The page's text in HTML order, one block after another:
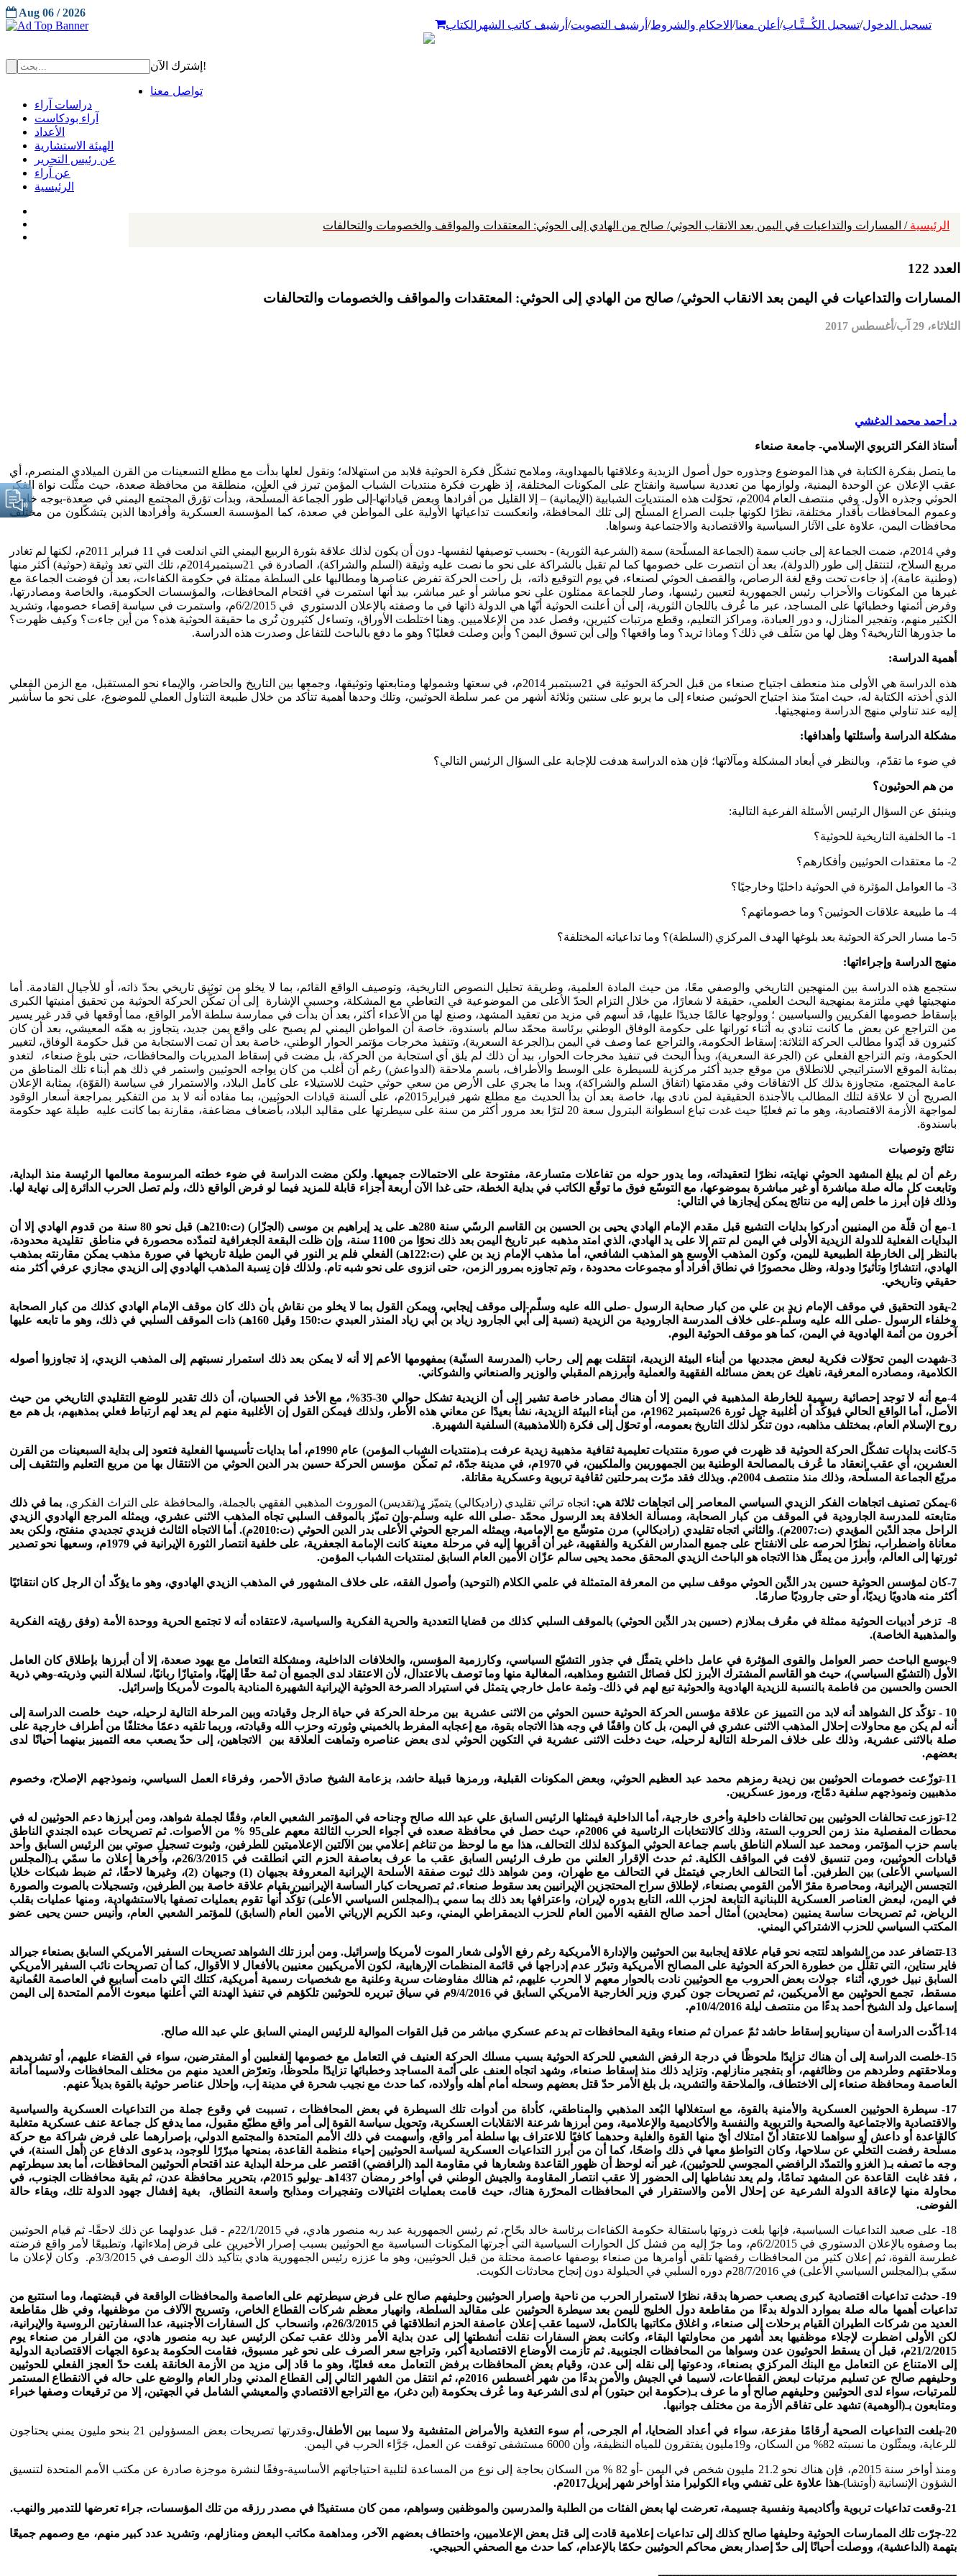
تسجيل الدخول/تسجيل الكُــتَّـاب/ أعلن معنا/ الاحكام والشروط/ أرشيف التصويت/ أرشيف كاتب الشهر الكتاب
Aug 06 / 2026
إشترك الآن!
تواصل معنا
دراسات آراء
آراء بودكاست
الأعداد
الهيئة الاستشارية
عن رئيس التحرير
عن آراء
الرئيسية
الرئيسية / المسارات والتداعيات في اليمن بعد الانقاب الحوثي/ صالح من الهادي إلى الحوثي: المعتقدات والمواقف والخصومات والتحالفات
العدد 122
المسارات والتداعيات في اليمن بعد الانقاب الحوثي/ صالح من الهادي إلى الحوثي: المعتقدات والمواقف والخصومات والتحالفات
الثلاثاء، 29 آب/أغسطس 2017
د. أحمد محمد الدغشي
أستاذ الفكر التربوي الإسلامي- جامعة صنعاء
ما يتصل بفكرة الكتابة في هذا الموضوع وجذوره حول أصول الزيدية وعلاقتها بالمهداوية، وملامح تشكّل فكرة الحوثية فلابد من استهلاله؛ ونقول لعلها بدأت مع مطلع التسعينات من القرن الميلادي المنصرم، أي
عقب الإعلان عن الوحدة اليمنية، ولوازمها من تعددية سياسية وانفتاح على المكونات المختلفة، إذ ظهرت فكرة منتديات الشباب المؤمن تبرز في العلن، منطلقة من محافظة صعدة، حيث مثّلت نواة الفكر
الحوثي وجذره الأول. وفي منتصف العام 2004م، تحوّلت هذه المنتديات الشبابية (الإيمانية) – إلا القليل من أفرادها وبعض قياداتها-إلى طور الجماعة المسلّحة، وبدأت تؤرق المجتمع اليمني في صعدة-بوجه خاص-
وعموم المحافظات بأقدار مختلفة، نظرًا لكونها جلبت الصراع المسلّح إلى تلك المحافظة، وانعكست تداعياتها الأولية على المواطن في صعدة، كما المؤسسة العسكرية وأفرادها الذين يتشكّلون من مختلف
محافظات اليمن، علاوة على الآثار السياسية والاقتصادية والاجتماعية وسواها.
وفي 2014م، ضمت الجماعة إلى جانب سمة (الجماعة المسلّحة) سمة (الشرعية الثورية) - بحسب توصيفها لنفسها- دون أن يكون لذلك علاقة بثورة الربيع اليمني التي اندلعت في 11 فبراير 2011م، لكنها لم تغادر
مربع السلاح، لتنتقل إلى طور (الدولة)، بعد أن انتصرت على خصومها كما لم تقبل بالشراكة على نحو ما نصت عليه وثيقة (السلم والشراكة)، الصادرة في 21سبتمبر2014م، تلك التي تعد وثيقة (حوثية) أكثر منها
(وطنية عامة)، إذ جاءت تحت وقع لغة الرصاص، والقصف الحوثي لصنعاء، في يوم التوقيع ذاته، بل راحت الحركة تفرض عناصرها ومطالبها على السلطة ممثلة في حكومة الكفاءات، بعد أن فوضت الجماعة مع
غيرها من المكونات والأحزاب رئيس الجمهورية لتعيين رئيسها، وصار للجماعة ممثلون على نحو مباشر أو غير مباشر، بيد أنها استمرت في اقتحام المحافظات، والمؤسسات الحكومية، والخاصة ومصادرتها،
وفرض أئمتها وخطبائها على المساجد، عبر ما عُرف باللجان الثورية، إلى أن أعلنت الحوثية أنّها هي الدولة ذاتها في ما وصفته بالإعلان الدستوري في 6/2/2015م، واستمرت في سياسة إقصاء خصومها، وتشريد
الكثير منهم، وتفجير المنازل، و دور العبادة، ومراكز التعليم، وقطع مرتبات كثيرين، وفصل عدد من الإعلاميين. وهنا اختلطت الأوراق، وتساءل كثيرون تُرى ما حقيقة الحوثية هذه؟ من أين جاءت؟ وكيف ظهرت؟
ما جذورها التاريخية؟ وهل لها من سَلَف في ذلك؟ وماذا تريد؟ وما واقعها؟ وإلى أين تسوق اليمن؟ وأين وصلت فعليًا؟ وهو ما دفع بالباحث للتفاعل وصدرت هذه الدراسة.
أهمية الدراسة:
هذه الدراسة هي الأولى منذ منعطف اجتياح صنعاء من قبل الحركة الحوثية في 21سبتمبر 2014م، في سعتها وشمولها ومتابعتها وتوثيقها، وجمعها بين التاريخ والحاضر، والإيماء نحو المستقبل، مع الزمن الفعلي
الذي أخذته الكتابة له، حيث امتدّ منذ اجتياح الحوثيين صنعاء إلى ما يربو على سنتين وثلاثة أشهر من عمر سلطة الحوثيين، وتلك وحدها أهمية تتأكد من خلال طبيعة التناول العملي للموضوع، على نحو ما سأشير
إليه عند تناولي منهج الدراسة ومنهجيتها.
مشكلة الدراسة وأسئلتها وأهدافها:
في ضوء ما تقدّم، وبالنظر في أبعاد المشكلة ومآلاتها؛ فإن هذه الدراسة هدفت للإجابة على السؤال الرئيس التالي؟
من هم الحوثيون؟
وينبثق عن السؤال الرئيس الأسئلة الفرعية التالية:
1- ما الخلفية التاريخية للحوثية؟
2- ما معتقدات الحوثيين وأفكارهم؟
3- ما العوامل المؤثرة في الحوثية داخليًا وخارجيًا؟
4- ما طبيعة علاقات الحوثيين؟ وما خصوماتهم؟
5-ما مسار الحركة الحوثية بعد بلوغها الهدف المركزي (السلطة)؟ وما تداعياته المختلفة؟
منهج الدراسة وإجراءاتها:
ستجمع هذه الدراسة بين المنهجين التاريخي والوصفي معًا، من حيث المادة العلمية، وطريقة تحليل النصوص التاريخية، وتوصيف الواقع القائم، بما لا يخلو من توثيق تاريخي بحدّ ذاته، أو للأجيال القادمة. أما
منهجيتها فهي ملتزمة بمنهجية البحث العلمي، حقيقة لا شعارًا، من خلال التزام الحدّ الأعلى من الموضوعية في التعاطي مع المشكلة، وحسبي الإشارة إلى أن تمكّن الحركة الحوثية من تحقيق أمنيتها الكبرى
بإسقاط خصومها الفكريين والسياسيين ؛ وولوجها عالمًا جديدًا عليها، قد أسهم في مزيد من تعقيد المشهد، وصنع لها من الأعداء أكثر، بعد أن بدأت في ممارسة سلطة الأمر الواقع، مما أوقعها في قدر غير يسير
من التراجع عن بعض ما كانت تنادي به أثناء ثورانها على حكومة الوفاق الوطني برئاسة محمّد سالم باسندوة، خاصة أن المواطن اليمني لم يصبح على واقع يمن جديد، يتجاوز به همّه المعيشي، بعد أن كان
كثيرون قد أيّدوا مطالب الحركة الثلاثة: إسقاط الحكومة، والتراجع عما وصف في اليمن بـ(الجرعة السعرية)، وتنفيذ مخرجات مؤتمر الحوار الوطني، خاصة بعد أن تمت الاستجابة من قبل حكومة الوفاق، لتغيير
الحكومة، وتم التراجع الفعلي عن (الجرعة السعرية)، وبدأ البحث في تنفيذ مخرجات الحوار، بيد أن ذلك لم يلق أي استجابة من الحركة، بل مضت في إسقاط المديريات والمحافظات، حتى بلوغ صنعاء، لتغدو
بمثابة الموقع الاستراتيجي للانطلاق من موقع جديد أكثر مركزية للسيطرة على الوسط والأطراف، باسم ملاحقة (الدواعش) رغم أن أغلب من كان يواجه الحوثيين واستمر في ذلك هم أبناء تلك المناطق من
عامة المجتمع، متجاوزة بذلك كل الاتفاقات وفي مقدمتها (اتفاق السلم والشراكة)، وبدا ما يجري على الأرض من سعي حوثي حثيث للاستيلاء على كامل البلاد، والاستمرار في سياسة (القوّة)، بمثابة الإعلان
الصريح أن لا علاقة لتلك المطالب بالأجندة الحقيقية لمن نادى بها، خاصة بعد أن بدأ الحديث مع مطلع شهر فبراير2015م، على ألسنة قيادات الحوثيين، بما مفاده أنه لا بد من التفكير بمراجعة أسعار الوقود
لمواجهة الأزمة الاقتصادية، وهو ما تم فعليًا حيث غدت تباع اسطوانة البترول سعة 20 لترًا بعد مرور أكثر من سنة على سيطرتها على مقاليد البلاد، بأضعاف مضاعفة، مقارنة بما كانت عليه طيلة عهد حكومة
باسندوة.
نتائج وتوصيات
رغم أن لم يبلغ المشهد الحوثي نهايته، نظرًا لتعقيداته، وما يدور حوله من تفاعلات متسارعة، مفتوحة على الاحتمالات جميعها. ولكن مضت الدراسة في ضوء خطته المرسومة معالمها الرئيسة منذ البداية،
وتابعت كل ماله صلة مباشرة أو غير مباشرة بموضوعها، مع التوسّع فوق ما توقّع الكاتب في بداية الخطة، حتى غدا الآن أربعة أجزاء قابلة للمزيد فيما لو فرض الواقع ذلك، ولم تصل الحرب الدائرة إلى نهاية لها.
وذلك فإن أبرز ما خلص إليه من نتائج يمكن إيجازها في التالي:
1-مع أن قلّة من اليمنيين أدركوا بدايات التشيع قبل مقدم الإمام الهادي يحيى بن الحسين بن القاسم الرسّي سنة 280هـ على يد إبراهيم بن موسى (الجزّار) (ت:210هـ) قبل نحو 80 سنة من قدوم الهادي إلا أن
البدايات الفعلية للدولة الزيدية الأولى في اليمن لم تتم إلا على يد الهادي، الذي امتد مذهبه عبر تاريخ اليمن بعد ذلك نحوًا من 1100 سنة، وإن ظلت البقعة الجغرافية لتمدّده محصورة في مناطق تقليدية محدودة،
بالنظر إلى الخارطة الطبيعية لليمن، وكون المذهب الأوسع هو المذهب الشافعي، أما مذهب الإمام زيد بن علي (ت:122هـ) الفعلي فلم ير النور في اليمن طيلة تاريخها في صورة مذهب يمكن مقارنته بمذهب
الهادي، انتشارًا وتأثيرًا ودولة، وظل محصورًا في نطاق أفراد أو مجموعات محدودة ، وتم تجاوزه بمرور الزمن، حتى انزوى على نحو شبه تام. ولذلك فإن نِسبة المذهب الهادوي إلى الزيدي مجازي عرفي أكثر منه
حقيقي وتاريخي.
2-يقود التحقيق في موقف الإمام زيد بن علي من كبار صحابة الرسول -صلى الله عليه وسلّم-إلى موقف إيجابي، ويمكن القول بما لا يخلو من نقاش بأن ذلك كان موقف الإمام الهادي كذلك من كبار الصحابة
وخلفاء الرسول -صلى الله عليه وسلّم-على خلاف المدرسة الجارودية من الزيدية (نسبة إلى أبي الجارود زياد بن أبي زياد المنذر العبدي ت:150 وقيل 160هـ) ذات الموقف السلبي في ذلك، وهو ما تابعه عليها
آخرون من أئمة الهادوية في اليمن، كما هو موقف الحوثية اليوم.
3-شهدت اليمن تحوّلات فكرية لبعض مجدديها من أبناء البيئة الزيدية، انتقلت بهم إلى رحاب (المدرسة السنّية) بمفهومها الأعم إلا أنه لا يمكن بعد ذلك استمرار نسبتهم إلى المذهب الزيدي، إذ تجاوزوا أصوله
الكلامية، ومصادره المعرفية، ناهيك عن بعض مسائله الفقهية والعملية وأبرزهم المقبلي والوزير والصنعاني والشوكاني.
4- مع أنه لا توجد إحصائية رسمية للخارطة المذهبية في اليمن إلا أن هناك
مصادر خاصة تشير إلى أن الزيدية تشكل حوالي 30-35%، مع الأخذ في الحسبان، أن ذلك تقدير للوضع التقليدي التاريخي من حيث
الأصل، أما الواقع الحالي فيؤكِّد أن أغلبية جيل ثورة 26سبتمبر 1962م، من أبناء البيئة الزيدية، نشأ بعيدًا عن معاني هذه الأطر، ولذلك فيمكن القول إن الأغلبية منهم لم يعد لهم ارتباط فعلي بمذهبهم، بل هم مع
روح الإسلام العام، بمختلف مذاهبه، دون تنكّر لذلك التاريخ بعمومه، أو تحوّل إلى فكرة (اللامذهبية) السلفية الشهيرة.
5-كانت بدايات تشكّل الحركة الحوثية قد ظهرت في صورة منتديات تعليمية ثقافية مذهبية زيدية عرفت بـ(منتديات الشباب المؤمن) عام 1990م، أما بدايات تأسيسها الفعلية فتعود إلى بداية السبعينات من القرن
العشرين، أي عقب انعقاد ما عُرف بالمصالحة الوطنية بين الجمهوريين والملكيين، في 1970م، في مدينة جدّة، ثم تمكّن مؤسس الحركة حسين بدر الدين الحوثي من الانتقال بها من مربع التعليم والتثقيف إلى
مربّع الجماعة المسلّحة، وذلك منذ منتصف 2004م. وبذلك فقد مرّت بمرحلتين ثقافية تربوية وعسكرية مقاتلة.
6-يمكن تصنيف اتجاهات الفكر الزيدي السياسي المعاصر إلى اتجاهات ثلاثة هي: اتجاه تراثي تقليدي (راديكالي) يتميّز بـ(تقديس) الموروث المذهبي الفقهي بالجملة، والمحافظة على التراث الفكري، بما في ذلك
متابعته للمدرسة الجارودية في الموقف من كبار الصحابة، ومسألة الخلافة بعد الرسول محمّد -صلى الله عليه وسلّم-وإن تميّز بالموقف السلبي تجاه المذهب الاثنى عشري، ويمثله المرجع الهادوي الزيدي
الراحل مجد الدّين المؤيدي (ت:2007م). والثاني اتجاه تقليدي (راديكالي) مرن متوسِّع مع الإمامية، ويمثله المرجع الحوثي الأعلى بدر الدين الحوثي (ت:2010م). أما الاتجاه الثالث فزيدي تجديدي منفتح، ولكن بعد
معاناة واضطراب، نظرًا لحرصه على الانفتاح على جميع المدارس الفكرية والفقهية، غير أن أقربها إليه في مرحلة معينة كانت الإمامة الجعفرية، على خلفية انتصار الثورة الإيرانية في 1979م، وسعيها نحو تصدير
ثورتها إلى العالم، وأبرز من يمثّل هذا الاتجاه هو الباحث الزيدي المحقق محمد يحيى سالم عزّان الأمين العام السابق لمنتديات الشباب المؤمن.
7-كان لمؤسس الحوثية حسين بدر الدِّين الحوثي موقف سلبي من المعرفة المتمثلة في علمي الكلام (التوحيد) وأصول الفقه، على خلاف المشهور في المذهب الزيدي الهادوي، وهو ما يؤكّد أن الرجل كان انتقائيًا
أكثر منه هادويًا زيديًا، أو حتى جاروديًا صارمًا.
8- تزخر أدبيات الحوثية ممثلة في معُرف بملازم (حسين بدر الدِّين الحوثي) بالموقف السلبي كذلك من قضايا التعددية والحرية الفكرية والسياسية، لاعتقاده أنه لا تجتمع الحرية ووحدة الأمة (وفق رؤيته الفكرية
والمذهبية الخاصة).
9-بوسع الباحث حصر العوامل والقوى المؤثرة في عامل داخلي يتمثّل في جذور التشيّع السياسي، وكارزمية المؤسس، والخلافات الداخلية، ومشكلة التعامل مع يهود صعدة، إلا أن أبرزها بإطلاق كان العامل
الأول (التشيّع السياسي)، حيث هو القاسم المشترك الأبرز لكل فصائل التشيع ومذاهبه، المغالية منها وما توصف بالاعتدال، لأن الاعتقاد لدى الجميع أن ثمة حقًا إلهيًا، وامتيازًا ربانيًا، لسلالة النبي وذريته-وهي ذرية
الحسن والحسين من فاطمة بالنسبة للزيدية الهادوية والحوثية تبع لهم في ذلك- وثمة عامل خارجي يتمثل في استيراد الصرخة الحوثية الإيرانية الشهيرة المنادية بالموت لأمريكا وإسرائيل.
10 - تؤكّد كل الشواهد أنه لابد من التمييز عن علاقة مؤسس الحركة الحوثية حسين الحوثي من الاثنى عشرية بين مرحلة الحركة في حياة الرجل وقيادته وبين المرحلة التالية لرحيله، حيث خلصت الدراسة إلى
أنه لم يكن مع محاولات إحلال المذهب الاثنى عشري في اليمن، بل كان واقفًا في وجه هذا الاتجاه بقوة، مع إعجابه المفرط بالخميني وثورته وحزب الله وقيادته، وربما تلقيه دعمًا مختلفًا من أطراف خارجية على
صلة بالاثنى عشرية، وذلك على خلاف المرحلة التالية لرحيله، حيث دخلت الاثنى عشرية في التكوين الحوثي لدى بعض عناصره وتماهت العلاقة بين الاتجاهين، إلى حدّ يصعب معه التمييز بينهما أحيانًا لدى
بعضهم.
11-توزّعت خصومات الحوثيين بين زيدية رمزهم محمد عبد العظيم الحوثي، وبعض المكونات القبلية، ورمزها قبيلة حاشد، بزعامة الشيخ صادق الأحمر، وفرقاء العمل السياسي، ونموذجهم الإصلاح، وخصوم
مذهبيين ونموذجهم سلفية دمّاج، ورموز عسكريين.
12-توزعت تحالفات الحوثيين بين تحالفات داخلية وأخرى خارجية، أما الداخلية فيمثلها الرئيس السابق علي عبد الله صالح وجناحه في المؤتمر الشعبي العام، وفقًا لجملة شواهد، ومن أبرزها دعم الحوثيين له في
محطات المفصلية منذ زمن الحروب الستة، وذلك كالانتخابات الرئاسية في 2006م، حيث حصل في محافظة صعده في أجواء الحرب الثالثة معهم على95 % من الأصوات. ثم تصريحات عبده الجندي الناطق
باسم حزب المؤتمر، ومحمد عبد السلام الناطق باسم جماعة الحوثي المؤكدة لذلك التحالف، هذا مع ما لوحظ من تناغم إعلامي بين الآلتين الإعلاميتين للطرفين، وثبوت تسجيل صوتي بين الرئيس السابق وأحد
قيادات الحوثيين، ومن تنسيق لافت في المواقف الكلية. ثم حدث الإقرار العلني من طرف الرئيس السابق عقب ما عرف بعاصفة الحزم التي انطلقت في 26/3/2015م، وآخرها إعلان ما سمّي بـ(المجلس
السياسي الأعلى) بين الطرفين. أما التحالف الخارجي فيتمثل في التحالف مع طهران، ومن شواهد ذلك ثبوت صفقة الأسلحة الإيرانية المعروفة بجيهان (1) وجيهان (2)، وغيرها لاحقًا، ثم ضبط شبكات خلايا
التجسس الإيرانية، ومحاصرة مقرّ الأمن القومي بصنعاء، لإطلاق سراح المحتجزين الإيرانيين بعد سقوط صنعاء. ثم تصريحات كبار الساسة الإيرانيين بقيام علاقة خاصة بين الطرفين، وتسجيلات بالصوت والصورة
في اليمن، لبعض العناصر العسكرية اللبنانية التابعة لحزب الله، التابع بدوره لإيران، واعترافها بعد ذلك بما سمي بـ(المجلس السياسي الأعلى) تؤكّد أنها تقوم بعمليات تصفها بالاستشهادية، ومنها عمليات بقلب
الرياض، ثم تصريحات ساسة يمنيين (محايدين) أمثال أحمد صالح الفقيه الأمين العام للحزب الديمقراطي اليمني، وعبد الكريم الإرياني الأمين العام (السابق) للمؤتمر الشعبي العام، وأنيس حسن يحيى عضو
المكتب السياسي للحزب الاشتراكي اليمني.
13-تتضافر
عدد من الشواهد لتتجه نحو قيام علاقة إيجابية بين الحوثيين والإدارة الأمريكية رغم رفع الأولى شعار الموت لأمريكا وإسرائيل. ومن أبرز تلك الشواهد تصريحات السفير الأمريكي السابق بصنعاء جيرالد
فاير ستاين، التي تقلّل من خطورة الحركة الحوثية على المصالح الأمريكية وتبرّر عدم إدراجها في قائمة المنظمات الإرهابية، لكون الأمريكيين معنيين بالأفعال لا الأقوال، كما أن تصريحات نائب السفير الأمريكي
السابق نبيل خوري، أثناء جولات بعض الحروب مع الحوثيين نادت بالحوار معهم لا الحرب عليهم، ثم هنالك مفاوضات سرية وعلنية مع شخصيات رسمية أمريكية، كتلك التي دامت أسابيع في العاصمة العُمانية
مسقط، تجمع الحوثيين مع الأمريكيين، ثم تصريحات جون كيري وزير الخارجية الأمريكي السابق في 9/4/2016م في سياق تبريره للحوثيين تلكؤهم في تنفيذ الهدنة التي أعلنها مبعوث الأمم المتحدة إلى اليمن
إسماعيل ولد الشيخ أحمد بدءًا من منتصف ليلة 10/4/2016م.
14-أكّدت الدراسة أن سيناريو إسقاط حاشد ثمّ عمران ثم صنعاء وبقية المحافظات تم بدعم عسكري مباشر من قبل القوات الموالية للرئيس اليمني السابق علي عبد الله صالح.
15-خلصت الدراسة إلى أن هناك تزايدًا ملحوظًا في درجة الرفض الشعبي للحركة الحوثية بسبب مسلك الحركة العنيف في التعامل مع خصومها الفعليين أو المفترضين، سواء في القضاء عليهم، أو تشريدهم
وملاحقتهم وطردهم من وظائفهم، أو بتفجير منازلهم. وتزايد ذلك منذ إسقاط صنعاء، وشهد اتجاه العنف على أئمة المساجد وخطبائها تزايدًا ملحوظًا، وتعرّض العديد منهم من مختلف المحافظات ولاسيما أمانة
العاصمة ومحافظة صنعاء إلى الاختطاف، والملاحقة والتشريد، بل بلغ الأمر حدّ قتل بعضهم وسحله أمام أهله وأولاده، كما حدث مع نجيب شحرة في مدينة إب، وإحلال عناصر حوثية بالقوة بديلاً عنهم.
17- سيطرة الحوثيين العسكرية والأمنية بالقوة، مع استغلالها البُعد المذهبي والمناطقي، كأداة من أدوات تلك السيطرة في بعض المحافظات ، تسببت في وقوع جملة من التداعيات العسكرية والسياسية
والاقتصادية والاجتماعية والصحية والتربوية والنفسة والأكاديمية والإعلامية، ومن أبرزها شرعنة الانقلابات العسكرية، وتحويل سياسة القوة إلى أمر واقع مطبّع مقبول، مما يدفع كل جماعة عنف عسكرية متغلبة
كالقاعدة أو داعش أو سواهما للاعتقاد أنّ امتلاك أيّ منها القوة والغلبة وحدهما كافيًا للاعتراف بها سلطة أمر واقع، وأسهمت في ذلك الأمم المتحدة والمجتمع الدولي، بإصرارهما على فرض شراكة مع حركة
مسلّحة رفضت التخلّي عن سلاحها، وكان التواطؤ معها في ذلك واضحًا، كما أن من أبرز التداعيات العسكرية لسياسة الحوثيين إحياء منظمة القاعدة، بمنحها مبرّرًا للوجود، بدعوى الدفاع عن (أهل السنة)، في
وجه ما تصفه بـ( الغزو والتمدّد الرافضي المجوسي للحوثيين)، غير أنه لوحظ أن ظهور القاعدة وشعارها في مقاومة المد (الرافضي) اقتصر على مرحلة البداية عند اقتحام الحوثيين المحافظات، أما بعد سيطرتهم
، فقد غابت القاعدة عن المشهد تمامًا، ولم يعد نشاطها إلى الحضور إلا عقب انتصار المقاومة والجيش الوطني في أواخر رمضان 1437هـ -يوليو 2015م، بتحرير محافظة عدن، ثم بقية محافظات الجنوب، في
محاولة منها لإعاقة الدولة الشرعية عن إحلال الأمن والاستقرار في المحافظات المحرّرة هناك، حيث قامت بعمليات اغتيالات وتفجيرات ومذابح واسعة النطاق، بغية إفشال جهود الدولة تلك، وبقاء حالة
الفوضى.
18- على صعيد التداعيات السياسية، فإنها بلغت ذروتها باستقالة حكومة الكفاءات برئاسة خالد بحّاح، ثم رئيس الجمهورية عبد ربه منصور هادي، في 22/1/2015م - قبل عدولهما عن ذلك لاحقًا- ثم قيام الحوثيين
بما وصفوه بالإعلان الدستوري في 6/2/2015م، وما جرّ إليه من فشل كل الحوارات السياسية التي أجرتها المكونات السياسية مع الحوثيين بسبب إصرار الأخيرين على فرض إملاءاتها، وتطبيعًا لأمر واقع فرضته
غطرسة القوة، ثم إعلان كثير من المحافظات رفضها تلقي أوامرها من صنعاء بوصفها عاصمة محتلة من قبل الحوثيين، وهو ما عززه رئيس الجمهورية هادي بتأكيد ذلك الوصف في 3/3/2015م. وكان لإعلان ما
سمّي بـ(المجلس السياسي الأعلى) في 28/7/2016م دوره السلبي في الحيلولة دون إنجاح محادثات الكويت.
19- حدثت تداعيات اقتصادية كبرى يصعب حصرها بدقة، نظرًا لاستمرار الحرب من ناحية وإصرار الحوثيين وحليفهم صالح على فرض سيطرتهم على العاصمة والمحافظات الواقعة في قبضتهما، وما استتبع من
تداعيات أهمها ماله صلة بموارد الدولة بدءًا من مقاطعة دول الخليج لليمن بعد سيطرة الحوثيين على مقاليد السلطة، وانهيار معظم شركات القطاع الخاص، وتسريح الآلاف من موظفيها، وفي ظل مقاطعة
العديد من شركات الطيران القيام برحلات إلى صنعاء، و اغلاق مكاتبها بالكامل، لاسيما عقب إعلان عاصفة الحزم انطلاقتها في 26/3/2015م، وانسحاب كل السفارات الأجنبية، عدا السفارتين الروسية والإيرانية،
لكن الأولى اضطرت لإجلاء موظفيها بعد أشهر من محاولتها البقاء، وكانت بعض السفارات نقلت أنشطتها إلى عدن بداية الأمر وذلك عقب تمكن الرئيس عبد ربه منصور هادي، من الفرار من صنعاء يوم
21/2/2015م، قبل أن يسقط الحوثيون عدن وسواها من المحافظات الجنوبية. ثم تأزمت الأوضاع الاقتصادية أكبر، وتراجع سعر الصرف على نحو غير مسبوق، فقامت الحكومة بدعوة الجهات الاقتصادية الدولية
إلى الامتناع عن التعامل مع البنك المركزي بصنعاء، ودعوتها إلى نقله إلى عدن، وقيام بعض المحافظات برفض التعامل معه فعليًا، وهو ما قاد إلى مزيد من الأزمة الخانقة بلغت حدّ العجز الفعلي للحوثيين
وحليفهم صالح عن تسليم مرتبات لبعض القطاعات، لاسيما في الجيش والأمن بدءًا من شهر أغسطس 2016م، ثم انتقل من الشهر التالي إلى القطاع المدني ودار العام والوضع على حاله في الانقطاع المستمر
للمرتبات، سواء لدى الحوثيين وحليفهم صالح أو ما عرف بـ(حكومة ابن حبتور) أم لدى الشرعية وما عُرف بحكومة (ابن دغر)، مع التراجع الاقتصادي والمعيشي الشامل في الجهتين، إلا من ترقيعات وصفها خبراء
ومتابعون بـ(الوهمية) تشهد على تفاقم الأزمة من مختلف جوانبها.
20-بلغت التداعيات الصحية أرقامًا مفزعة، سواء في أعداد الضحايا، أم الجرحى، أم سوء التغذية والأمراض المتفشية ولا سيما بين الأطفال.
وقدرتها تصريحات بعض المسؤولين 21 بنحو مليون يمني يحتاجون
للرعاية، ويمثّلون ما نسبته 82% من السكان، و19مليون يفتقرون للمياه النظيفة، وأن 6000 مستشفى توقفت عن العمل، جَرَّاء الحرب في اليمن.
ومنذ أواخر سنة 2015م، فإن هناك نحو 21.2 مليون شخص في اليمن -أو 82 % من السكان بحاجة إلى نوع من المساعدة لتلبية احتياجاتهم الأساسية -وفقًا لنشرة موجزة صادرة عن مكتب الأمم المتحدة لتنسيق
الشؤون الإنسانية (أوتشا)-هذا علاوة على تفشي وباء الكوليرا منذ أواخر شهر إبريل2017م.
21-وقعت تداعيات تربوية وأكاديمية ونفسية جسيمة، تعرضت لها بعض الفئات من الطلبة والمدرسين والموظفين وسواهم، ممن كان مستفيدًا في مصدر رزقه من تلك المؤسسات، جراء تعرضها للتدمير والنهب.
22-جرّت تلك الممارسات الحوثية وحليفها صالح كذلك إلى تداعيات إعلامية قادت إلى قتل بعض الإعلاميين، واختطاف بعضهم الآخر، ومداهمة مكاتب البعض ومنازلهم، وتشريد عدد كبير منهم، مع وصمهم جميعًا
بتهمة (الداعشية)، ووصلت أحيانًا إلى حدّ إصدار بعض محاكم الحوثيين حكمًا بالإعدام، كما حدث مع الصحفي الحبيجي.
ـــــــــــــــــــــــــــــــــــــــــــــــــــــــــــــــــــــــــــــــــــ